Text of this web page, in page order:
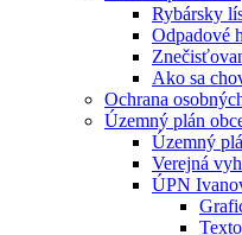
Rybársky
Odpadové
Ako sa
Ochrana
Územný plán
Územný
Verejná
ÚPN